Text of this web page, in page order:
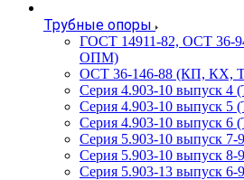
Трубные опоры
ГОСТ 14911-82, ОСТ
ОПМ)
ОСТ 36-146-88 (КП, КХ,
Серия 4.903-10 выпуск 4
Серия 4.903-10 выпуск 5
Серия 4.903-10 выпуск 6
Серия 5.903-10 выпуск 7-
Серия 5.903-10 выпуск 8-
Серия 5.903-13 выпуск 6-